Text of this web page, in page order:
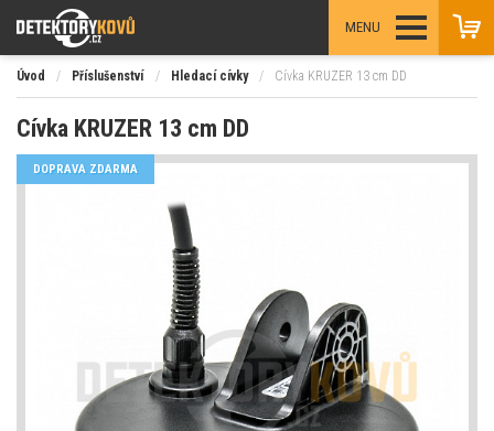
MENU
Úvod / Příslušenství / Hledací cívky / Cívka KRUZER 13 cm DD
Cívka KRUZER 13 cm DD
DOPRAVA ZDARMA